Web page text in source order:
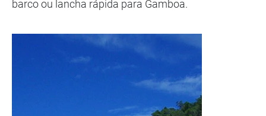
barco ou lancha rápida para Gamboa.